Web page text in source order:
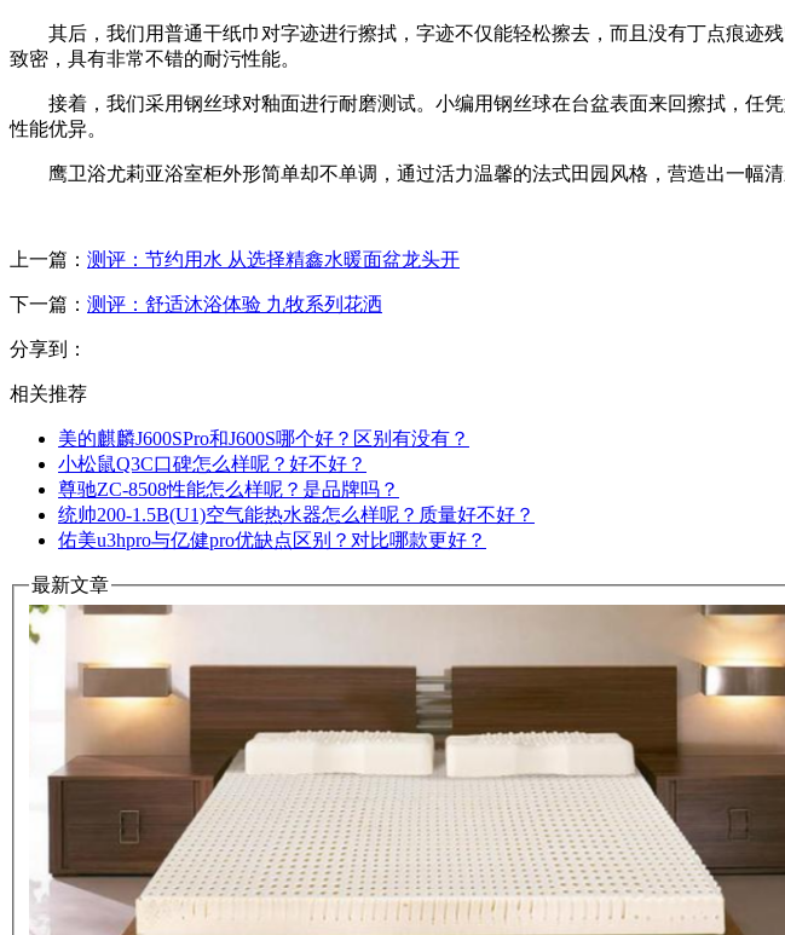
其后，我们用普通干纸巾对字迹进行擦拭，字迹不仅能轻松擦去，而且没有丁点痕迹
致密，具有非常不错的耐污性能。
接着，我们采用钢丝球对釉面进行耐磨测试。小编用钢丝球在台盆表面来回擦拭，任
性能优异。
鹰卫浴尤莉亚浴室柜外形简单却不单调，通过活力温馨的法式田园风格，营造出一幅
上一篇： 测评：节约用水 从选择精鑫水暖面盆龙头开
下一篇： 测评：舒适沐浴体验 九牧系列花洒
分享到：
相关推荐
美的麒麟J600SPro和J600S哪个好？区别有没有？
小松鼠Q3C口碑怎么样呢？好不好？
尊驰ZC-8508性能怎么样呢？是品牌吗？
统帅200-1.5B(U1)空气能热水器怎么样呢？质量好不好？
佑美u3hpro与亿健pro优缺点区别？对比哪款更好？
最新文章